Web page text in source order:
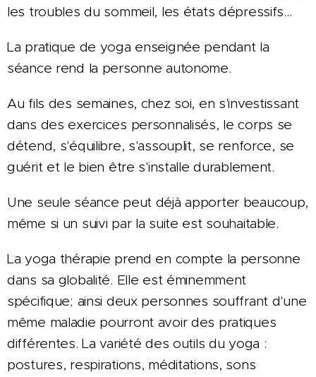
les troubles du sommeil, les états dépressifs...
La pratique de yoga enseignée pendant la
séance rend la personne autonome.
Au fils des semaines, chez soi, en s'investissant
dans des exercices personnalisés, le corps se
détend, s'équilibre, s'assouplit, se renforce, se
guérit et le bien être s'installe durablement.
Une seule séance peut déjà apporter beaucoup,
même si un suivi par la suite est souhaitable.
La yoga thérapie prend en compte la personne
dans sa globalité. Elle est éminemment
spécifique; ainsi deux personnes souffrant d'une
même maladie pourront avoir des pratiques
différentes. La variété des outils du yoga :
postures, respirations, méditations, sons